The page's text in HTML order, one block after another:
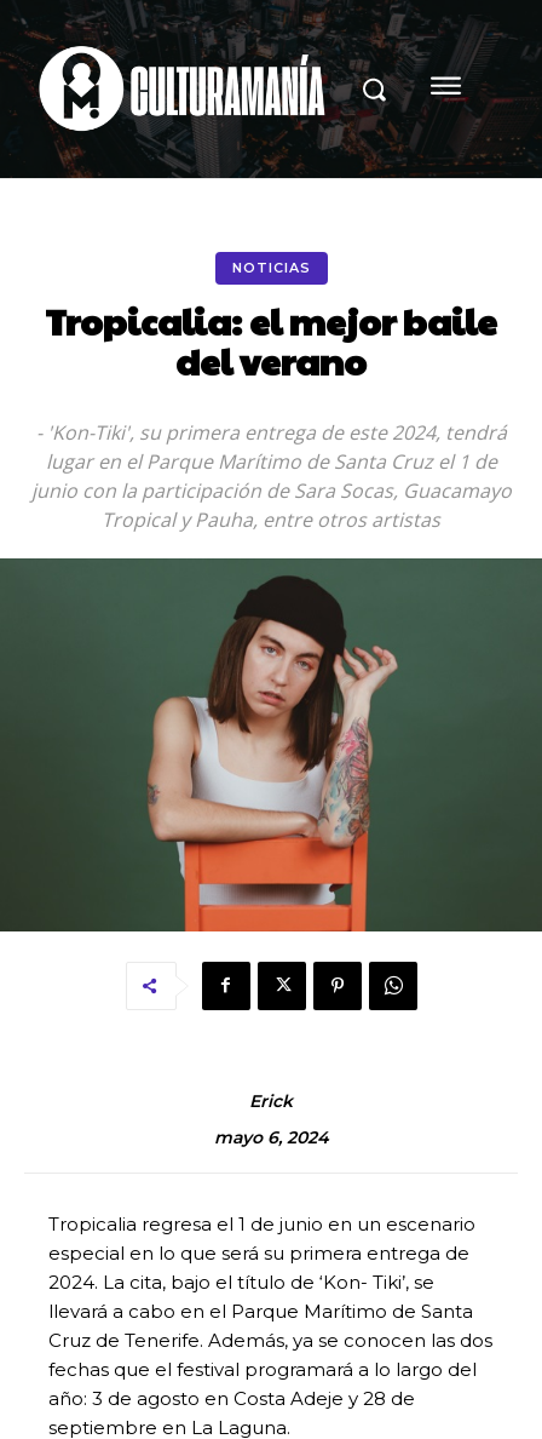
NOTICIAS
Tropicalia: el mejor baile
del verano
- 'Kon-Tiki', su primera entrega de este 2024, tendrá
lugar en el Parque Marítimo de Santa Cruz el 1 de
junio con la participación de Sara Socas, Guacamayo
Tropical y Pauha, entre otros artistas
Erick
mayo 6, 2024
Tropicalia regresa el 1 de junio en un escenario
especial en lo que será su primera entrega de
2024. La cita, bajo el título de ‘Kon- Tiki’, se
llevará a cabo en el Parque Marítimo de Santa
Cruz de Tenerife. Además, ya se conocen las dos
fechas que el festival programará a lo largo del
año: 3 de agosto en Costa Adeje y 28 de
septiembre en La Laguna.